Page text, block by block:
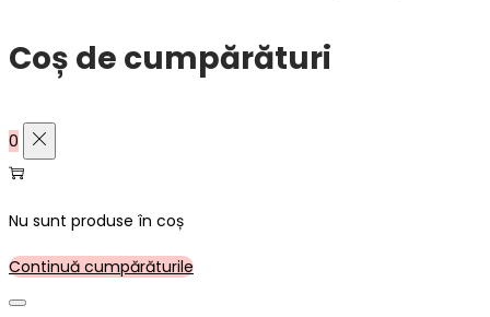
Coș de cumpărături
0
Nu sunt produse în coș
Continuă cumpărăturile